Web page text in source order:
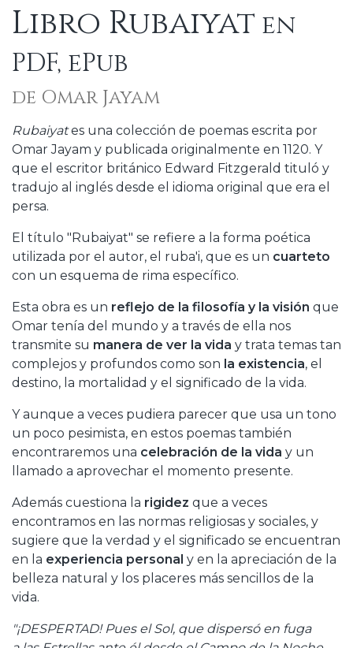
Libro Rubaiyat en
PDF, ePub
de Omar Jayam
Rubaiyates una colección de poemas escrita por
Omar Jayam y publicada originalmente en 1120. Y
que el escritor británico Edward Fitzgerald tituló y
tradujo al inglés desde el idioma original que era el
persa.
El título "Rubaiyat" se refiere a la forma poética
utilizada por el autor, el ruba'i, que es un cuarteto
con un esquema de rima específico.
Esta obra es un reflejo de la filosofía y la visión que
Omar tenía del mundo y a través de ella nos
transmite su manera de ver la vida y trata temas tan
complejos y profundos como son la existencia, el
destino, la mortalidad y el significado de la vida.
Y aunque a veces pudiera parecer que usa un tono
un poco pesimista, en estos poemas también
encontraremos una celebración de la vida y un
llamado a aprovechar el momento presente.
Además cuestiona la rigidez que a veces
encontramos en las normas religiosas y sociales, y
sugiere que la verdad y el significado se encuentran
en la experiencia personal y en la apreciación de la
belleza natural y los placeres más sencillos de la
vida.
"¡DESPERTAD! Pues el Sol, que dispersó en fuga